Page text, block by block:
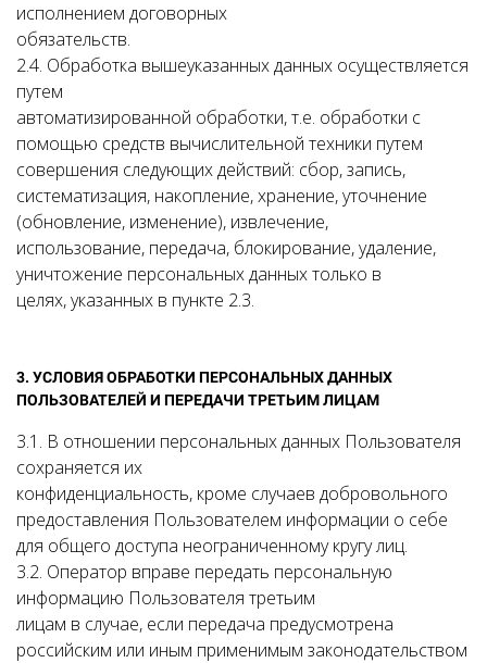
исполнением договорных
обязательств.
2.4. Обработка вышеуказанных данных осуществляется
путем
автоматизированной обработки, т.е. обработки с
помощью средств вычислительной техники путем
совершения следующих действий: сбор, запись,
систематизация, накопление, хранение, уточнение
(обновление, изменение), извлечение,
использование, передача, блокирование, удаление,
уничтожение персональных данных только в
целях, указанных в пункте 2.3.
3. УСЛОВИЯ ОБРАБОТКИ ПЕРСОНАЛЬНЫХ ДАННЫХ
ПОЛЬЗОВАТЕЛЕЙ И ПЕРЕДАЧИ ТРЕТЬИМ ЛИЦАМ
3.1. В отношении персональных данных Пользователя
сохраняется их
конфиденциальность, кроме случаев добровольного
предоставления Пользователем информации о себе
для общего доступа неограниченному кругу лиц.
3.2. Оператор вправе передать персональную
информацию Пользователя третьим
лицам в случае, если передача предусмотрена
российским или иным применимым законодательством